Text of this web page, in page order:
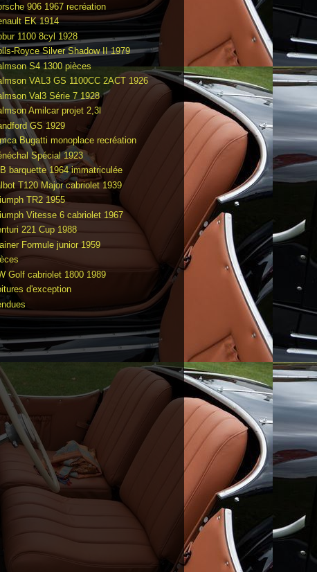
906 1967 recréation
EK 1914
1100 8cyl 1928
Royce Silver Shadow II 1979
S4 1300 pièces
VAL3 GS 1100CC 2ACT 1926
Val3 Série 7 1928
Amilcar projet 2,3l
GS 1929
Bugatti monoplace recréation
Spécial 1923
barquette 1964 immatriculée
T120 Major cabriolet 1939
TR2 1955
Vitesse 6 cabriolet 1967
221 Cup 1988
Formule junior 1959
Golf cabriolet 1800 1989
d'exception